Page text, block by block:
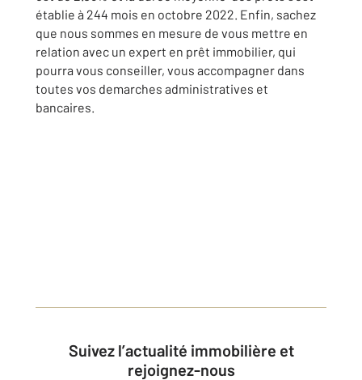
établie à 244 mois en octobre 2022. Enfin, sachez
que nous sommes en mesure de vous mettre en
relation avec un expert en prêt immobilier, qui
pourra vous conseiller, vous accompagner dans
toutes vos demarches administratives et
bancaires.
Suivez l’actualité immobilière et
rejoignez-nous